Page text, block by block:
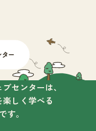
センターは、
しく学べる
す。